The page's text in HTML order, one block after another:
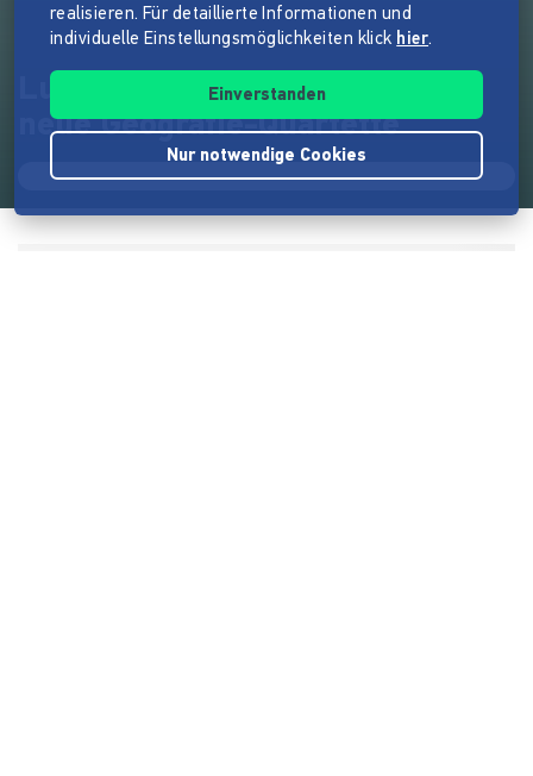
Lust die Welt zu erkunden? 4
neue Geografie-Quartette
realisieren. Für detaillierte Informationen und
individuelle Einstellungsmöglichkeiten klick hier.
Einverstanden
Nur notwendige Cookies